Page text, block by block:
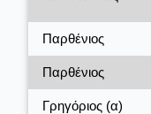
Παρθένιος
Παρθένιος
Γρηγόριος (α)